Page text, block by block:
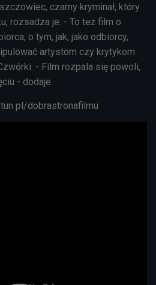
czarny kryminał, który
rozsadza je. - To też film o
o tym, jak, jako odbiorcy,
artystom czy krytykom
- Film rozpala się powoli,
- dodaje.
pl/dobrastronafilmu